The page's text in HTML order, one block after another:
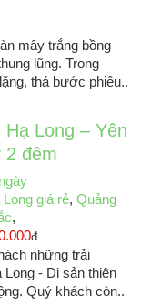
mây trắng bồng
lũng. Trong
thả bước phiêu..
Hạ Long – Yên
2 đêm
Long giá rẻ, Quảng
,
đ
những trải
Long - Di sản thiên
Quý khách còn..